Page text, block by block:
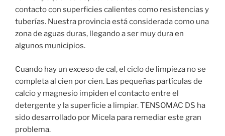
contacto con superficies calientes como resistencias y
tuberías. Nuestra provincia está considerada como una
zona de aguas duras, llegando a ser muy dura en
algunos municipios.
Cuando hay un exceso de cal, el ciclo de limpieza no se
completa al cien por cien. Las pequeñas partículas de
calcio y magnesio impiden el contacto entre el
detergente y la superficie a limpiar. TENSOMAC DS ha
sido desarrollado por Micela para remediar este gran
problema.